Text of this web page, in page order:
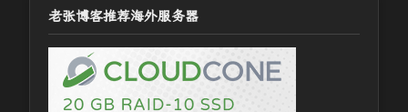
老张博客推荐海外服务器